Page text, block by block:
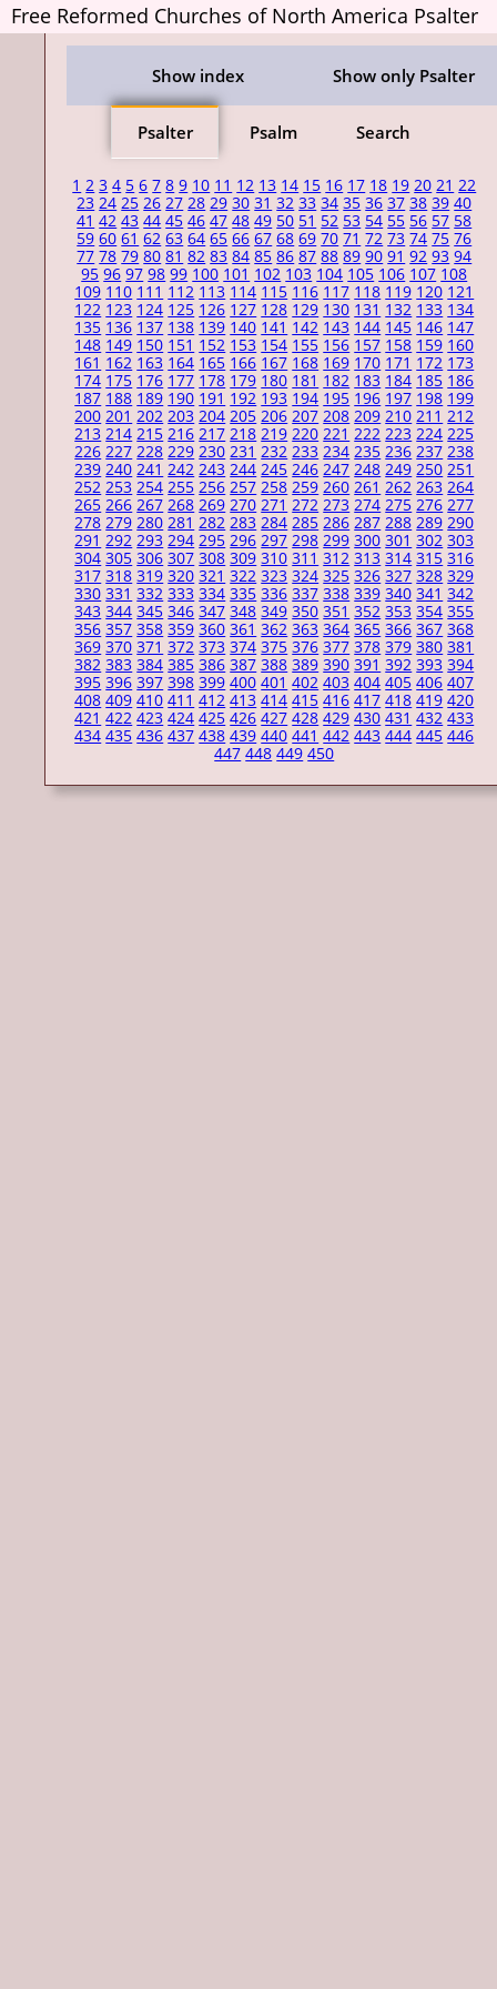
Free Reformed Churches of North America Psalter
Show index Show only Psalter
Psalter Psalm Search
1 2 3 4 5 6 7 8 9 10 11 12 13 14 15 16 17 18 19 20 21 22
23 24 25 26 27 28 29 30 31 32 33 34 35 36 37 38 39 40
41 42 43 44 45 46 47 48 49 50 51 52 53 54 55 56 57 58
59 60 61 62 63 64 65 66 67 68 69 70 71 72 73 74 75 76
77 78 79 80 81 82 83 84 85 86 87 88 89 90 91 92 93 94
95 96 97 98 99 100 101 102 103 104 105 106 107 108
109 110 111 112 113 114 115 116 117 118 119 120 121
122 123 124 125 126 127 128 129 130 131 132 133 134
135 136 137 138 139 140 141 142 143 144 145 146 147
148 149 150 151 152 153 154 155 156 157 158 159 160
161 162 163 164 165 166 167 168 169 170 171 172 173
174 175 176 177 178 179 180 181 182 183 184 185 186
187 188 189 190 191 192 193 194 195 196 197 198 199
200 201 202 203 204 205 206 207 208 209 210 211 212
213 214 215 216 217 218 219 220 221 222 223 224 225
226 227 228 229 230 231 232 233 234 235 236 237 238
239 240 241 242 243 244 245 246 247 248 249 250 251
252 253 254 255 256 257 258 259 260 261 262 263 264
265 266 267 268 269 270 271 272 273 274 275 276 277
278 279 280 281 282 283 284 285 286 287 288 289 290
291 292 293 294 295 296 297 298 299 300 301 302 303
304 305 306 307 308 309 310 311 312 313 314 315 316
317 318 319 320 321 322 323 324 325 326 327 328 329
330 331 332 333 334 335 336 337 338 339 340 341 342
343 344 345 346 347 348 349 350 351 352 353 354 355
356 357 358 359 360 361 362 363 364 365 366 367 368
369 370 371 372 373 374 375 376 377 378 379 380 381
382 383 384 385 386 387 388 389 390 391 392 393 394
395 396 397 398 399 400 401 402 403 404 405 406 407
408 409 410 411 412 413 414 415 416 417 418 419 420
421 422 423 424 425 426 427 428 429 430 431 432 433
434 435 436 437 438 439 440 441 442 443 444 445 446
447 448 449 450